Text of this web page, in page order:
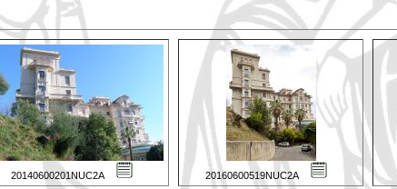
20140600201NUC2A 20160600519NUC2A